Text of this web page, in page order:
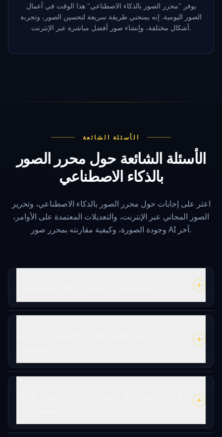
يوفر "محرر الصور بالذكاء الاصطناعي" هذا الوقت في أعمال
الصور اليومية. إنه يمنحني طريقة سريعة لتحسين الصور، وتجربة
أشكال مختلفة، وإنشاء صور أفضل مباشرة عبر الإنترنت.
الأسئلة الشائعة
الأسئلة الشائعة حول محرر الصور
بالذكاء الاصطناعي
اعثر على إجابات حول محرر الصور بالذكاء الاصطناعي، وتحرير
الصور المجاني عبر الإنترنت، والتعديلات المعتمدة على الأوامر،
وجودة الصورة، وكيفية مقارنته بمحرر صور AI آخر.